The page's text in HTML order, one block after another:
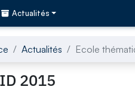
Actualités
Actualités Ecole
2015